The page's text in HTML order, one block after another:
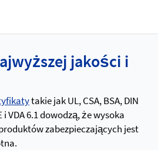
jakości i
takie jak UL, CSA, BSA, DIN
i VDA 6.1 dowodzą, że wysoka
zabezpieczających jest